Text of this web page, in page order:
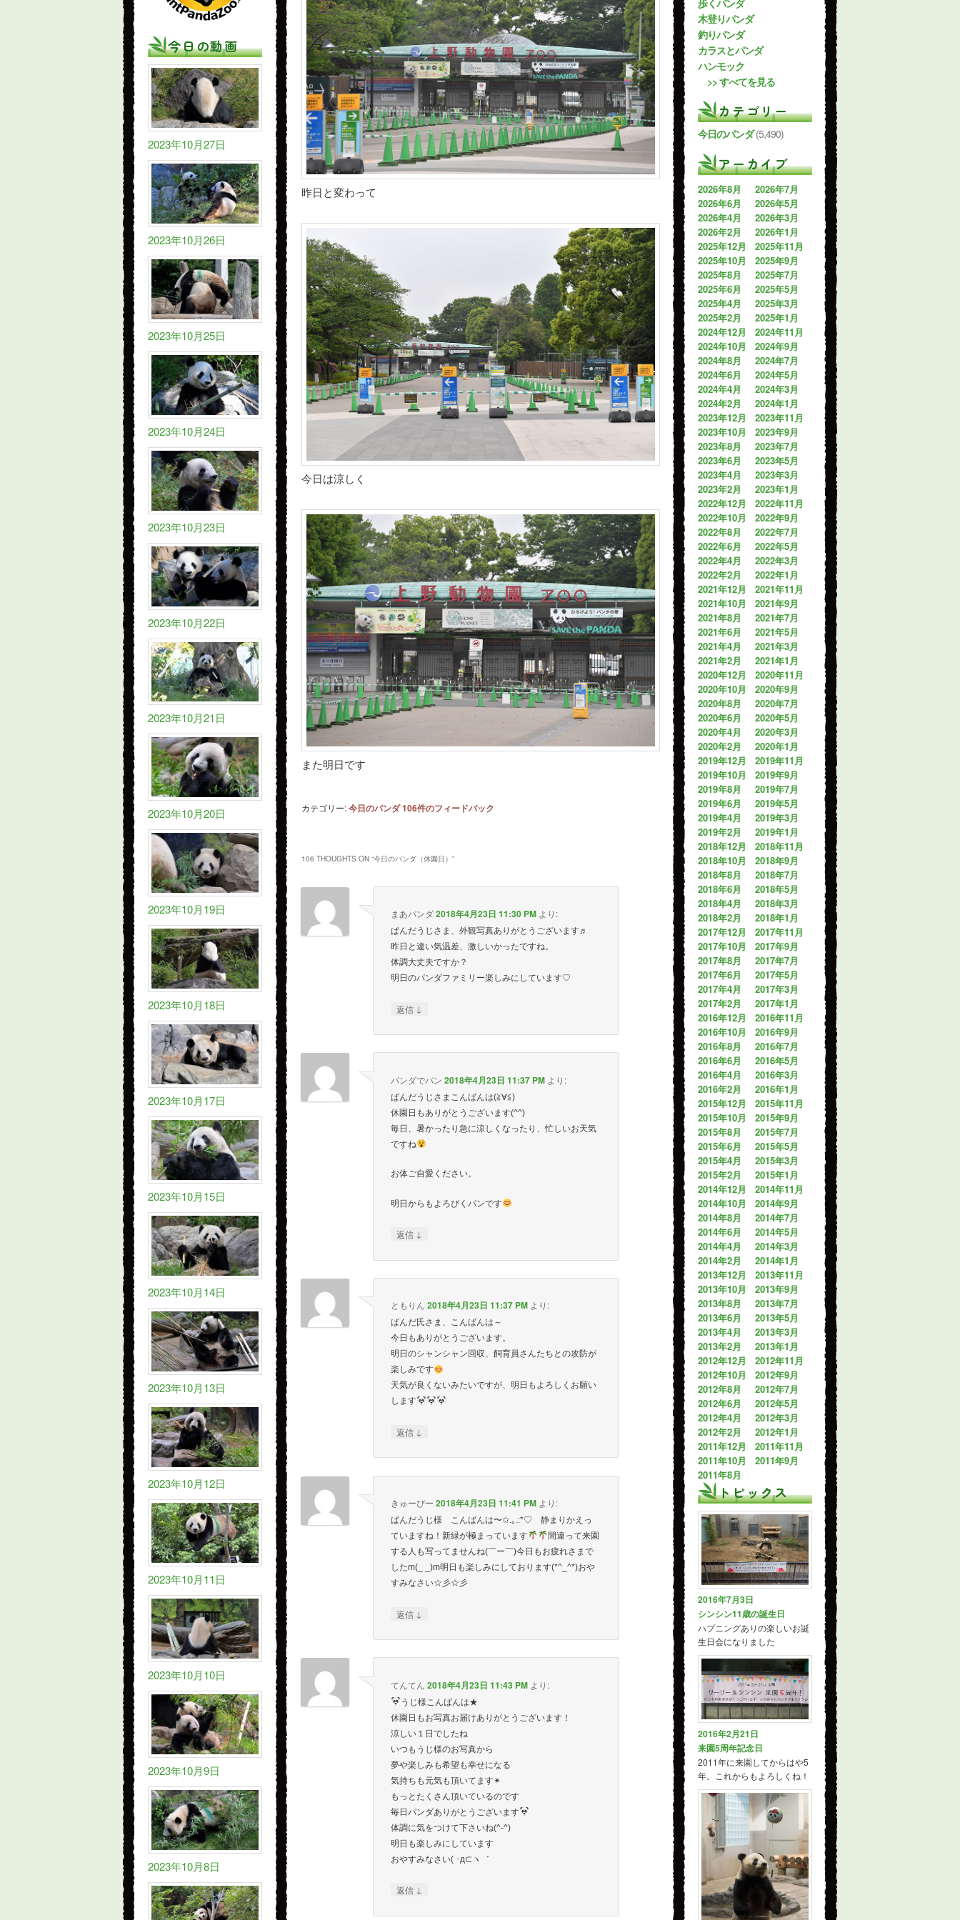
今日の動画
2023年10月27日
2023年10月26日
2023年10月25日
2023年10月24日
2023年10月23日
2023年10月22日
2023年10月21日
2023年10月20日
2023年10月19日
2023年10月18日
2023年10月17日
2023年10月15日
2023年10月14日
2023年10月13日
2023年10月12日
2023年10月11日
2023年10月10日
2023年10月9日
2023年10月8日
昨日と変わって
今日は涼しく
また明日です
カテゴリー:今日のパンダ106件のフィードバック
106 THOUGHTS ON “今日のパンダ（休園日） ”
まあパンダ2018年4月23日 11:30 PM より:
ぱんだうじさま、外観写真ありがとうございます♬
昨日と違い気温差、激しいかったですね。
体調大丈夫ですか？
明日のパンダファミリー楽しみにしています♡
返信 ↓
パンダでパン 2018年4月23日 11:37 PM より:
ぱんだうじさまこんばんは(≧∀≦)
休園日もありがとうございます(^^)
毎日、暑かったり急に涼しくなったり、忙しいお天気
ですね
お体ご自愛ください。
明日からもよろぴくパンです
返信 ↓
ともりん 2018年4月23日 11:37 PM より:
ぱんだ氏さま、こんばんは～
今日もありがとうございます。
明日のシャンシャン回収、飼育員さんたちとの攻防が
楽しみです
天気が良くないみたいですが、明日もよろしくお願い
します
返信 ↓
きゅーぴー 2018年4月23日 11:41 PM より:
ぱんだうじ様 こんばんは〜✩.｡.:*♡ 静まりかえっ
ていますね！新緑が極まっています
間違って来園
する人も写ってませんね(￣ー￣)今日もお疲れさまで
したm(_ _)m明日も楽しみにしております(*^_^*)おや
すみなさい☆彡☆彡
返信 ↓
てんてん 2018年4月23日 11:43 PM より:
うじ様こんばんは★
休園日もお写真お届けありがとうございます！
涼しい１日でしたね
いつもうじ様のお写真から
夢や楽しみも希望も幸せになる
気持ちも元気も頂いてます✴
もっとたくさん頂いているのです
毎日パンダありがとうございます
体調に気をつけて下さいね(^-^)
明日も楽しみにしています
おやすみなさい( ･д⊂ヽ゛
返信 ↓
木登りパンダ
釣りパンダ
カラスとパンダ
ハンモック
>> すべてを見る
カテゴリー
今日のパンダ(5,490)
アーカイブ
2026年8月
2026年7月
2026年6月
2026年5月
2026年4月
2026年3月
2026年2月
2026年1月
2025年12月
2025年11月
2025年10月
2025年9月
2025年8月
2025年7月
2025年6月
2025年5月
2025年4月
2025年3月
2025年2月
2025年1月
2024年12月
2024年11月
2024年10月
2024年9月
2024年8月
2024年7月
2024年6月
2024年5月
2024年4月
2024年3月
2024年2月
2024年1月
2023年12月
2023年11月
2023年10月
2023年9月
2023年8月
2023年7月
2023年6月
2023年5月
2023年4月
2023年3月
2023年2月
2023年1月
2022年12月
2022年11月
2022年10月
2022年9月
2022年8月
2022年7月
2022年6月
2022年5月
2022年4月
2022年3月
2022年2月
2022年1月
2021年12月
2021年11月
2021年10月
2021年9月
2021年8月
2021年7月
2021年6月
2021年5月
2021年4月
2021年3月
2021年2月
2021年1月
2020年12月
2020年11月
2020年10月
2020年9月
2020年8月
2020年7月
2020年6月
2020年5月
2020年4月
2020年3月
2020年2月
2020年1月
2019年12月
2019年11月
2019年10月
2019年9月
2019年8月
2019年7月
2019年6月
2019年5月
2019年4月
2019年3月
2019年2月
2019年1月
2018年12月
2018年11月
2018年10月
2018年9月
2018年8月
2018年7月
2018年6月
2018年5月
2018年4月
2018年3月
2018年2月
2018年1月
2017年12月
2017年11月
2017年10月
2017年9月
2017年8月
2017年7月
2017年6月
2017年5月
2017年4月
2017年3月
2017年2月
2017年1月
2016年12月
2016年11月
2016年10月
2016年9月
2016年8月
2016年7月
2016年6月
2016年5月
2016年4月
2016年3月
2016年2月
2016年1月
2015年12月
2015年11月
2015年10月
2015年9月
2015年8月
2015年7月
2015年6月
2015年5月
2015年4月
2015年3月
2015年2月
2015年1月
2014年12月
2014年11月
2014年10月
2014年9月
2014年8月
2014年7月
2014年6月
2014年5月
2014年4月
2014年3月
2014年2月
2014年1月
2013年12月
2013年11月
2013年10月
2013年9月
2013年8月
2013年7月
2013年6月
2013年5月
2013年4月
2013年3月
2013年2月
2013年1月
2012年12月
2012年11月
2012年10月
2012年9月
2012年8月
2012年7月
2012年6月
2012年5月
2012年4月
2012年3月
2012年2月
2012年1月
2011年12月
2011年11月
2011年10月
2011年9月
2011年8月
トピックス
2016年7月3日
シンシン11歳の誕生日
ハプニングありの楽しいお誕
生日会になりました
2016年2月21日
来園5周年記念日
2011年に来園してからはや5
年。これからもよろしくね！